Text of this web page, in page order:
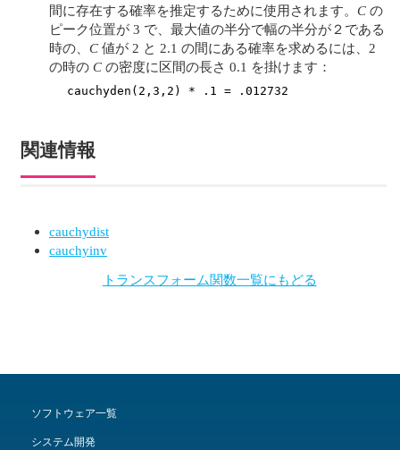
間に存在する確率を推定するために使用されます。 C の
ピーク位置が 3 で、最大値の半分で幅の半分が２である
時の、 C 値が 2 と 2.1 の間にある確率を求めるには、2
の時の C の密度に区間の長さ 0.1 を掛けます：
cauchyden(2,3,2) * .1 = .012732
関連情報
cauchydist
cauchyinv
トランスフォーム関数一覧にもどる
ソフトウェア一覧
システム開発